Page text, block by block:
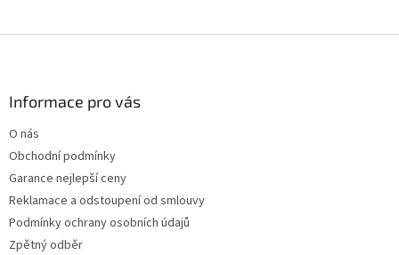
Informace pro vás
O nás
Obchodní podmínky
Garance nejlepší ceny
Reklamace a odstoupení od smlouvy
Podmínky ochrany osobních údajů
Zpětný odběr